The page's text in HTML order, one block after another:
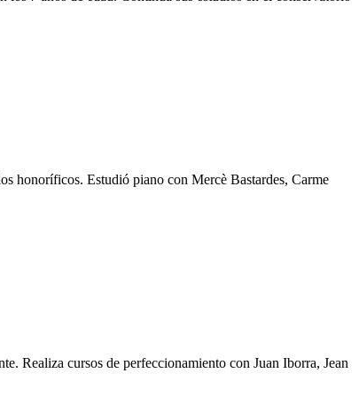
honoríficos. Estudió piano con Mercè Bastardes, Carme
Realiza cursos de perfeccionamiento con Juan Iborra, Jean